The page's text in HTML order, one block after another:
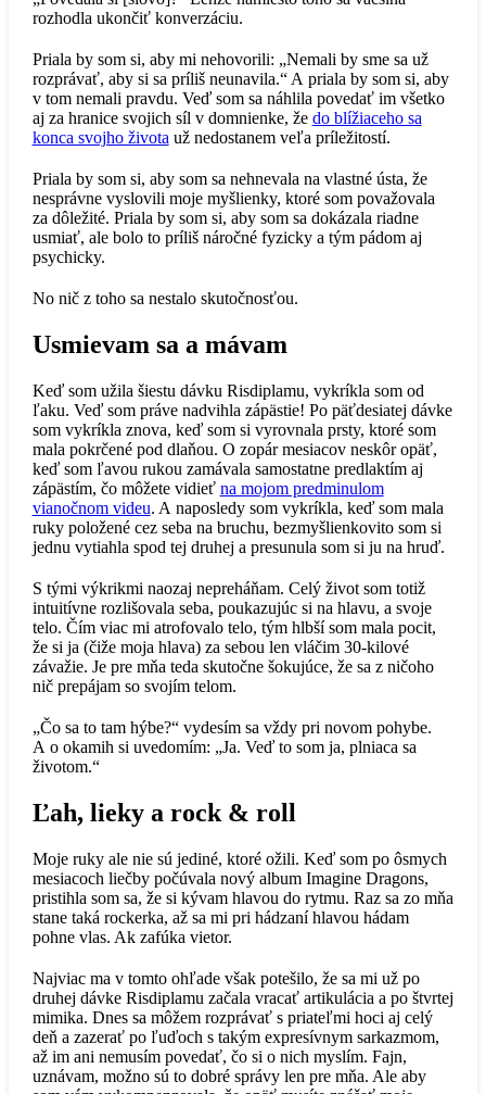
rozhodla ukončiť konverzáciu.
Priala by som si, aby mi nehovorili: „Nemali by sme sa už
rozprávať, aby si sa príliš neunavila.“ A priala by som si, aby
v tom nemali pravdu. Veď som sa náhlila povedať im všetko
aj za hranice svojich síl v domnienke, že do blížiaceho sa
konca svojho života už nedostanem veľa príležitostí.
Priala by som si, aby som sa nehnevala na vlastné ústa, že
nesprávne vyslovili moje myšlienky, ktoré som považovala
za dôležité. Priala by som si, aby som sa dokázala riadne
usmiať, ale bolo to príliš náročné fyzicky a tým pádom aj
psychicky.
No nič z toho sa nestalo skutočnosťou.
Usmievam sa a mávam
Keď som užila šiestu dávku Risdiplamu, vykríkla som od
ľaku. Veď som práve nadvihla zápästie! Po päťdesiatej dávke
som vykríkla znova, keď som si vyrovnala prsty, ktoré som
mala pokrčené pod dlaňou. O zopár mesiacov neskôr opäť,
keď som ľavou rukou zamávala samostatne predlaktím aj
zápästím, čo môžete vidieť na mojom predminulom
vianočnom videu. A naposledy som vykríkla, keď som mala
ruky položené cez seba na bruchu, bezmyšlienkovito som si
jednu vytiahla spod tej druhej a presunula som si ju na hruď.
S tými výkrikmi naozaj nepreháňam. Celý život som totiž
intuitívne rozlišovala seba, poukazujúc si na hlavu, a svoje
telo. Čím viac mi atrofovalo telo, tým hlbší som mala pocit,
že si ja (čiže moja hlava) za sebou len vláčim 30-kilové
závažie. Je pre mňa teda skutočne šokujúce, že sa z ničoho
nič prepájam so svojím telom.
„Čo sa to tam hýbe?“ vydesím sa vždy pri novom pohybe.
A o okamih si uvedomím: „Ja. Veď to som ja, plniaca sa
životom.“
Ľah, lieky a rock & roll
Moje ruky ale nie sú jediné, ktoré ožili. Keď som po ôsmych
mesiacoch liečby počúvala nový album Imagine Dragons,
pristihla som sa, že si kývam hlavou do rytmu. Raz sa zo mňa
stane taká rockerka, až sa mi pri hádzaní hlavou hádam
pohne vlas. Ak zafúka vietor.
Najviac ma v tomto ohľade však potešilo, že sa mi už po
druhej dávke Risdiplamu začala vracať artikulácia a po štvrtej
mimika. Dnes sa môžem rozprávať s priateľmi hoci aj celý
deň a zazerať po ľuďoch s takým expresívnym sarkazmom,
až im ani nemusím povedať, čo si o nich myslím. Fajn,
uznávam, možno sú to dobré správy len pre mňa. Ale aby